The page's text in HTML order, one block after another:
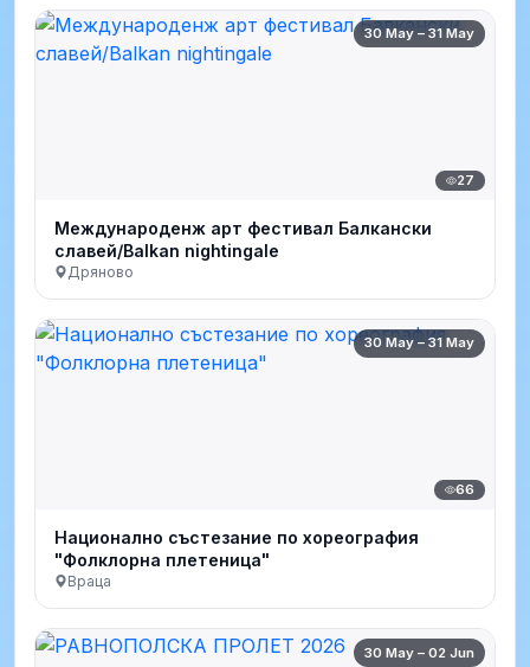
30 May – 31 May
27
Международенж арт фестивал Балкански
славей/Balkan nightingale
Дряново
30 May – 31 May
66
Национално състезание по хореография
"Фолклорна плетеница"
Враца
30 May – 02 Jun